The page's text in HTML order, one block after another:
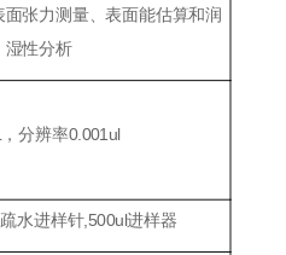
张力测量、表面能估算和润
湿性分析
分辨率0.001ul
水进样针,500ul进样器